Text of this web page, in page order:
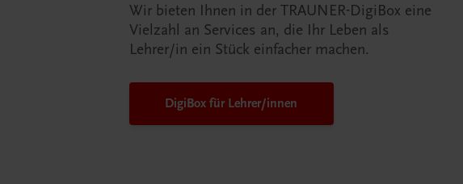
Wir bieten Ihnen in der TRAUNER-DigiBox eine
Vielzahl an Services an, die Ihr Leben als
Lehrer/in ein Stück einfacher machen.
DigiBox für Lehrer/innen